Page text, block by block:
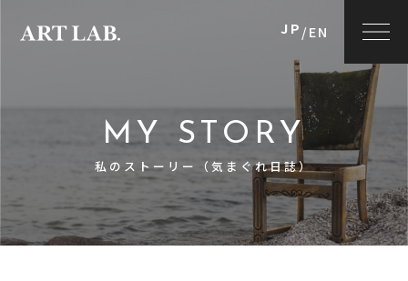
JP/EN
MY STORY
私のストーリー（気まぐれ日誌）